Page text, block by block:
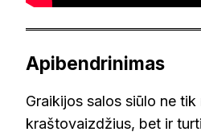
Apibendrinimas
Graikijos salos siūlo ne
kraštovaizdžius, bet ir